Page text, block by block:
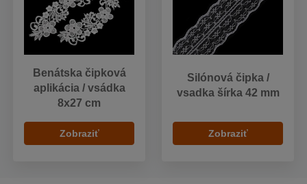
Benátska čipková
aplikácia / vsádka
8x27 cm
Zobraziť
Silónová čipka /
vsadka šírka 42 mm
Zobraziť